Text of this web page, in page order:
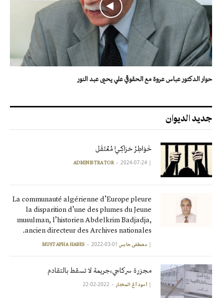
حوار الدكتور عباس عروة مع الحقوقي علي يحيى عبد النور
جديد الديوان
خَوَاطِرُ حَرَاكِـيٍّ مُعْتَقَل
|
ADMINISTRATOR 2024-07-24
La communauté algérienne d’Europe pleure
la disparition d’une des plumes du Jeune
musulman, l’historien Abdelkrim Badjadja,
ancien directeur des Archives nationales.
| مصطفى حابس MUSTAPHA HABES 2022-03-01
مجزرة سركاجي،جريمة لا تسقط بالتقادم
| آمود أغ المختار 2022-02-22